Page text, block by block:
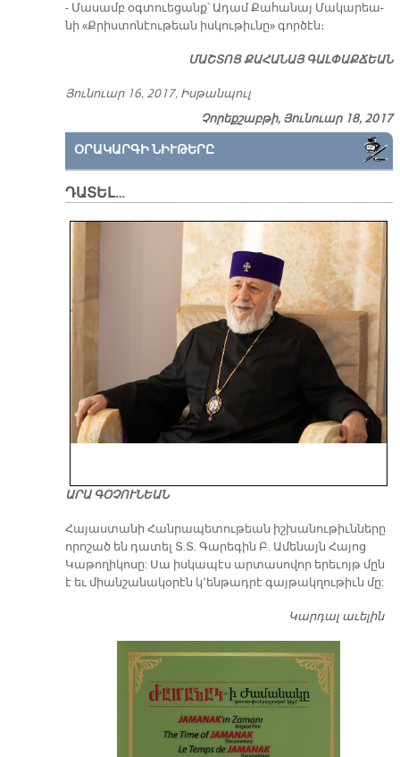
- Մա­սամբ օգ­տուե­ցանք՝ Ա­դամ Քա­հա­նայ Մա­կա­րեա­
նի «Քրիս­տո­նէու­թեան իս­կու­թիւ­նը» գոր­ծէն։
ՄԱՇ­ՏՈՑ ՔԱ­ՀԱ­ՆԱՅ ԳԱԼ­ՓԱՔ­ՃԵԱՆ
Յու­նուար 16, 2017, Իս­թան­պուլ
Չորեքշաբթի, Յունուար 18, 2017
ՕՐԱԿԱՐԳԻ ՆԻՒԹԵՐԸ
ԴԱՏԵԼ…
ԱՐԱ ԳՕՉՈՒՆԵԱՆ
​Հայաստանի Հանրապետութեան իշխանութիւնները
որոշած են դատել Տ.Տ. Գարեգին Բ. Ամենայն Հայոց
Կաթողիկոսը: Սա իսկապէս արտասովոր երեւոյթ մըն
է եւ միանշանակօրէն կ՚ենթադրէ գայթակղութիւն մը:
Կարդալ աւելին